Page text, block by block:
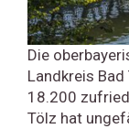
Die
Landkreis
18.200
Tölz hat